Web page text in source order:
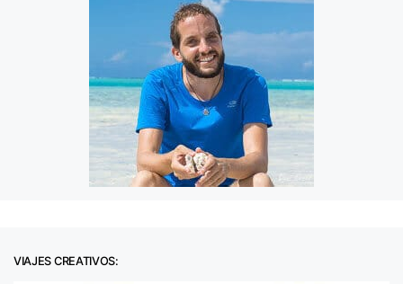
VIAJES CREATIVOS: